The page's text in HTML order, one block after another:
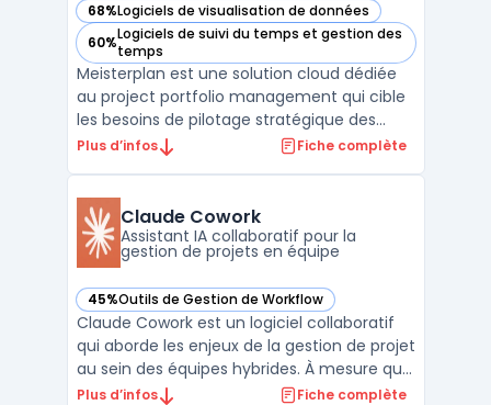
68%Logiciels de visualisation de données
— voir Meisterplan dans cette catégorie
60%Logiciels de suivi du temps et gestion des
temps
— voir Meisterplan dans cette catégorie
Meisterplan est une solution cloud dédiée
au project portfolio management qui cible
les besoins de pilotage stratégique des
portefeuilles projets et de gestion des
temps réel des projets et des capacités
disponibles, sans ...
Plus d’infos Fiche complète
Claude Cowork
Assistant IA collaboratif pour la
gestion de projets en équipe
45%Outils de Gestion de Workflow
— voir Claude Cowork dans cette catégorie
Claude Cowork est un logiciel collaboratif
qui aborde les enjeux de la gestion de projet
au sein des équipes hybrides. À mesure que
le télétravail gagne en importance, la
Plus d’infos Fiche complète